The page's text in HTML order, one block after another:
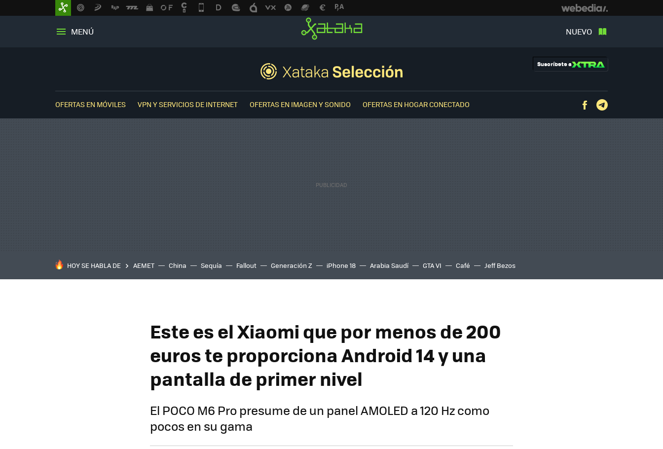
MENÚ NUEVO
Suscríbete a
OFERTAS EN MÓVILES VPN Y SERVICIOS DE INTERNET OFERTAS EN IMAGEN Y SONIDO OFERTAS EN HOGAR CONECTADO Facebook
HOY SE HABLA DE AEMET China Sequía Fallout Generación Z iPhone 18 Arabia Saudí GTA VI Café Jeff Bezos
Este es el Xiaomi que por menos de 200
euros te proporciona Android 14 y una
pantalla de primer nivel
El POCO M6 Pro presume de un panel AMOLED a 120 Hz como
pocos en su gama